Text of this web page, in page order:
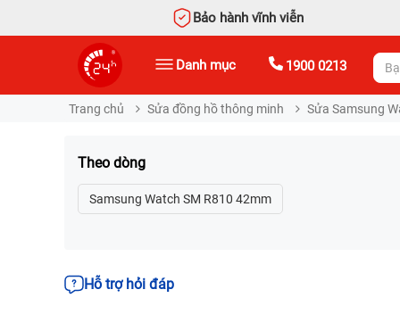
Bảo hành vĩnh viễn
Danh mục 1900 0213
Trang chủ Sửa đồng hồ thông minh Sửa Samsung
Theo dòng
Samsung Watch SM R810 42mm
Hỗ trợ hỏi đáp